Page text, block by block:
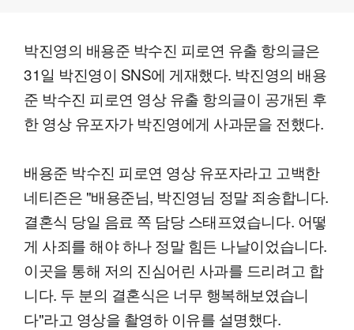
박진영의 배용준 박수진 피로연 유출 항의글은
31일 박진영이 SNS에 게재했다. 박진영의 배용
준 박수진 피로연 영상 유출 항의글이 공개된 후
한 영상 유포자가 박진영에게 사과문을 전했다.
배용준 박수진 피로연 영상 유포자라고 고백한
네티즌은 "배용준님, 박진영님 정말 죄송합니다.
결혼식 당일 음료 쪽 담당 스태프였습니다. 어떻
게 사죄를 해야 하나 정말 힘든 나날이었습니다.
이곳을 통해 저의 진심어린 사과를 드리려고 합
니다. 두 분의 결혼식은 너무 행복해보였습니
다"라고 영상을 촬영하 이유를 설명했다.